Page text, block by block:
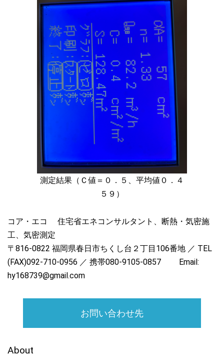
測定結果（Ｃ値＝０．５、平均値０．４
５９）
コア・エコ 住宅省エネコンサルタント、断熱・気密施
工、気密測定
〒816-0822 福岡県春日市ちくし台２丁目106番地 ／ TEL
(FAX)092-710-0956 ／ 携帯080-9105-0857 Email:
hy168739@gmail.com
お問い合わせ先
About